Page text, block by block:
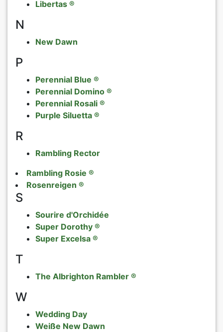
Libertas ®
N
New Dawn
P
Perennial Blue ®
Perennial Domino ®
Perennial Rosali ®
Purple Siluetta ®
R
Rambling Rector
Rambling Rosie ®
Rosenreigen ®
S
Sourire d'Orchidée
Super Dorothy ®
Super Excelsa ®
T
The Albrighton Rambler ®
W
Wedding Day
Weiße New Dawn